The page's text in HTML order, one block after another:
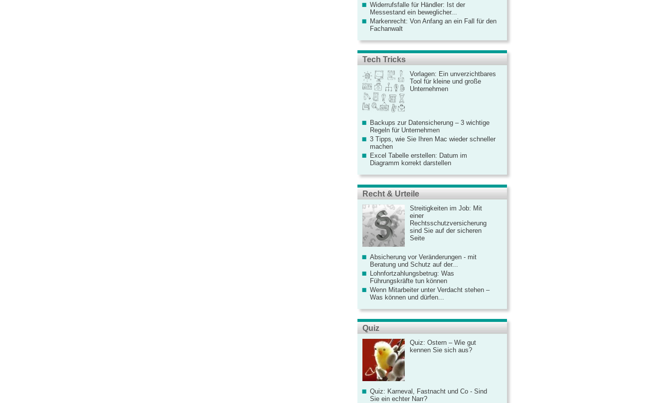
Widerrufsfalle für Händler: Ist der
Messestand ein beweglicher...
Markenrecht: Von Anfang an ein Fall für den
Fachanwalt
Tech Tricks
Vorlagen: Ein unverzichtbares
Tool für kleine und große
Unternehmen
Backups zur Datensicherung – 3 wichtige
Regeln für Unternehmen
3 Tipps, wie Sie Ihren Mac wieder schneller
machen
Excel Tabelle erstellen: Datum im
Diagramm korrekt darstellen
Recht & Urteile
Streitigkeiten im Job: Mit
einer
Rechtsschutzversicherung
sind Sie auf der sicheren
Seite
Absicherung vor Veränderungen - mit
Beratung und Schutz auf der...
Lohnfortzahlungsbetrug: Was
Führungskräfte tun können
Wenn Mitarbeiter unter Verdacht stehen –
Was können und dürfen...
Quiz
Quiz: Ostern – Wie gut
kennen Sie sich aus?
Quiz: Karneval, Fastnacht und Co - Sind
Sie ein echter Narr?